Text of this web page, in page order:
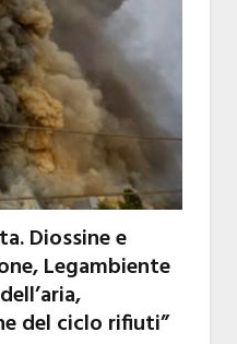
Diossine e
Legambiente
del ciclo rifiuti”